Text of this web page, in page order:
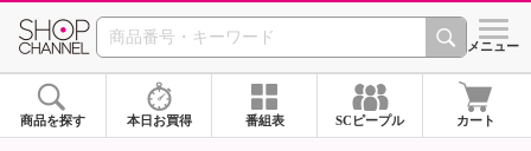
SHOP CHANNEL ショッ
メニュー
商品を探す 本日お買得 番組表 SCピープル カート